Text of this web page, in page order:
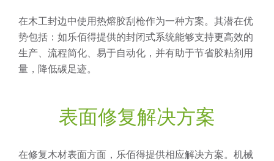
在木工封边中使用热熔胶刮枪作为一种方案。其潜在优
势包括：如乐佰得提供的封闭式系统能够支持更高效的
生产、流程简化、易于自动化，并有助于节省胶粘剂用
量，降低碳足迹。
表面修复解决方案
在修复木材表面方面，乐佰得提供相应解决方案。机械